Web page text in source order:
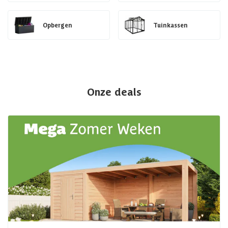
Opbergen Tuinkassen
Onze deals